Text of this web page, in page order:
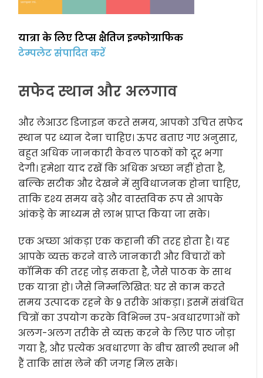
यात्रा के लिए टिप्स क्षैतिज इन्फोग्राफिक
टेम्पलेट संपादित करें
सफेद स्थान और अलगाव
और लेआउट डिजाइन करते समय, आपको उचित सफेद
स्थान पर ध्यान देना चाहिए। ऊपर बताए गए अनुसार,
बहुत अधिक जानकारी केवल पाठकों को दूर भगा
देगी। हमेशा याद रखें कि अधिक अच्छा नहीं होता है,
बल्कि सटीक और देखने में सुविधाजनक होना चाहिए,
ताकि दृश्य समय बढ़े और वास्तविक रूप से आपके
आंकड़े के माध्यम से लाभ प्राप्त किया जा सके।
एक अच्छा आंकड़ा एक कहानी की तरह होता है। यह
आपके व्यक्त करने वाले जानकारी और विचारों को
कॉमिक की तरह जोड़ सकता है, जैसे पाठक के साथ
एक यात्रा हो। जैसे निम्नलिखित: घर से काम करते
समय उत्पादक रहने के 9 तरीके आंकड़ा। इसमें संबंधित
चित्रों का उपयोग करके विभिन्न उप-अवधारणाओं को
अलग-अलग तरीके से व्यक्त करने के लिए पाठ जोड़ा
गया है, और प्रत्येक अवधारणा के बीच खाली स्थान भी
हैं ताकि सांस लेने की जगह मिल सके।